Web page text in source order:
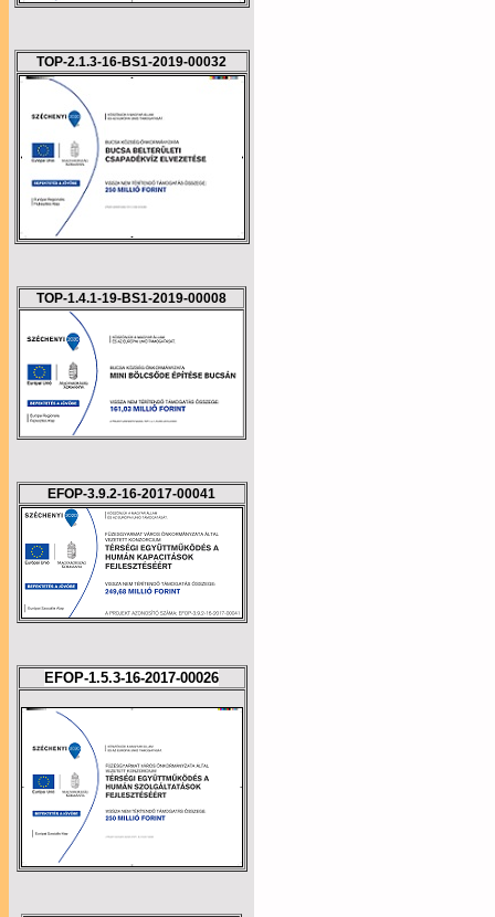
TOP-2.1.3-16-BS1-2019-00032
TOP-1.4.1-19-BS1-2019-00008
EFOP-3.9.2-16-2017-00041
EFOP-1.5.3-16-2017-00026